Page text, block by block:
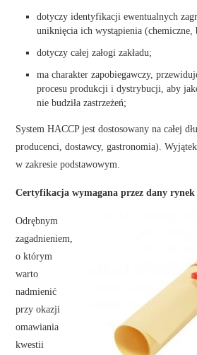
dotyczy identyfikacji ewentualnych
uniknięcia ich wystąpienia
dotyczy całej załogi zakładu;
ma charakter zapobiegawczy,
procesu produkcji i dystrybucji, aby
nie budziła zastrzeżeń;
System HACCP jest dostosowany na całej
producenci, dostawcy, gastronomia).
w zakresie podstawowym.
Certyfikacja wymagana przez dany rynek
Odrębnym
zagadnieniem,
o którym
warto
nadmienić
przy okazji
omawiania
kwestii